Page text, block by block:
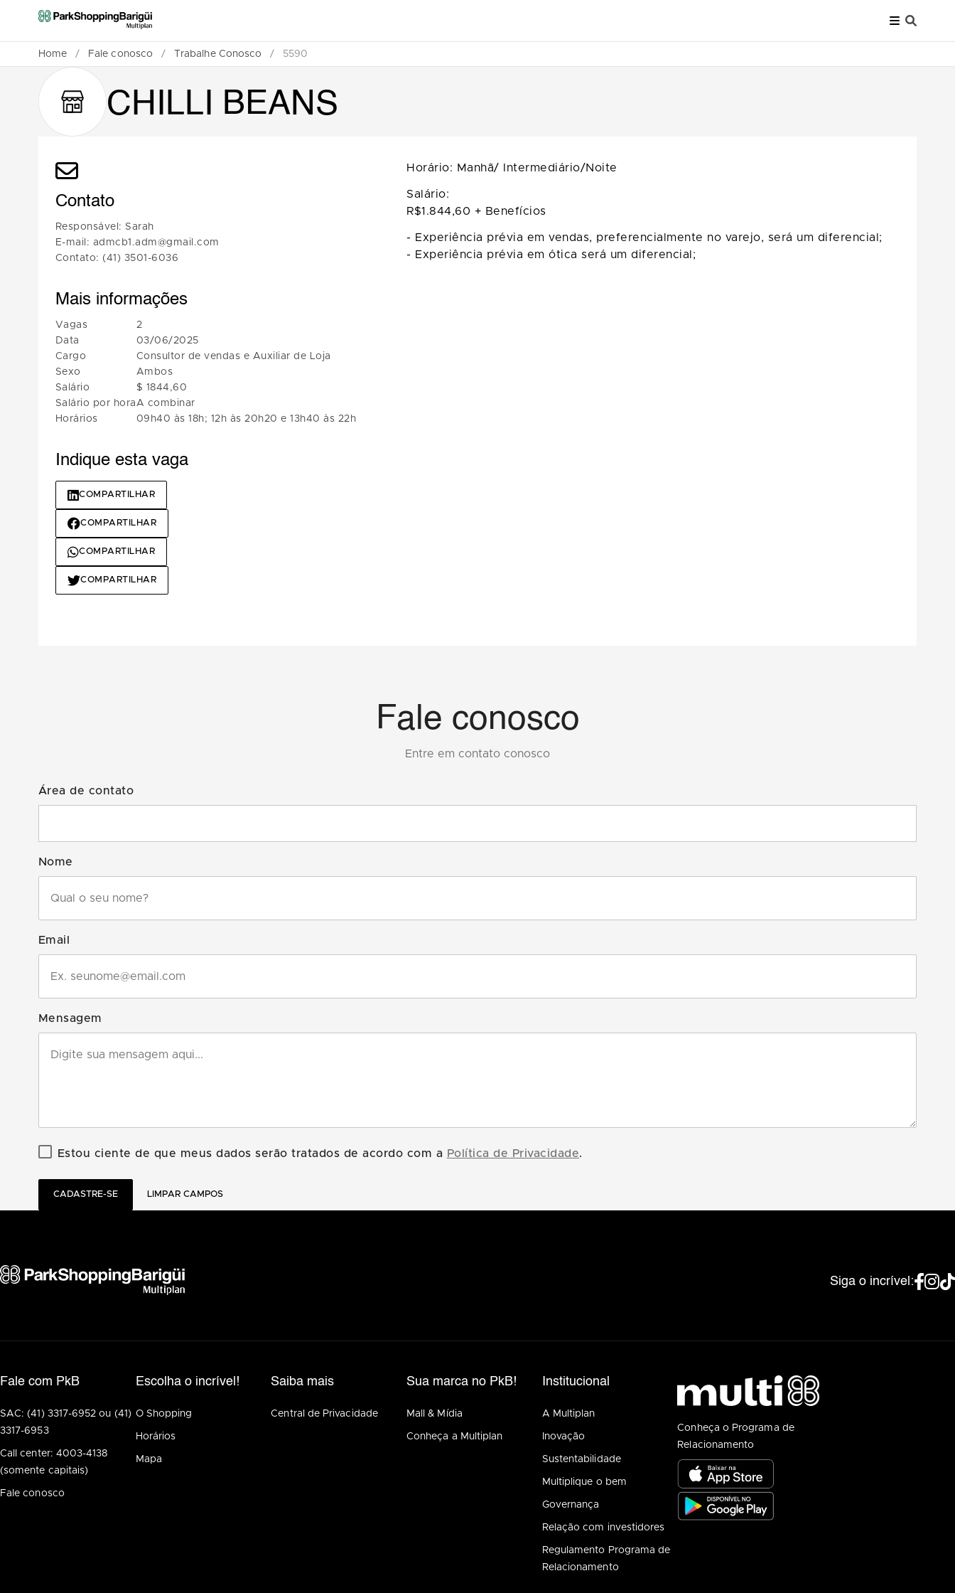
Home / Fale conosco / Trabalhe Conosco / 5590
CHILLI BEANS
Contato
Responsável: Sarah
E-mail: admcb1.adm@gmail.com
Contato: (41) 3501-6036
Mais informações
Vagas
Data
Cargo
Sexo
Salário
Salário por hora
Horários
2
03/06/2025
Consultor de vendas e Auxiliar de Loja
Ambos
$ 1844,60
A combinar
09h40 às 18h; 12h às 20h20 e 13h40 às 22h
Indique esta vaga
COMPARTILHAR
COMPARTILHAR
COMPARTILHAR
COMPARTILHAR
Horário: Manhã/ Intermediário/Noite
Salário:
R$1.844,60 + Benefícios
- Experiência prévia em vendas, preferencialmente no varejo, será um diferencial;
- Experiência prévia em ótica será um diferencial;
Fale conosco
Entre em contato conosco
Área de contato
Nome
Email
Mensagem
Estou ciente de que meus dados serão tratados de acordo com a Política de Privacidade.
CADASTRE-SE LIMPAR CAMPOS
Siga o incrível:
Fale com PkB
SAC: (41) 3317-6952 ou (41)
3317-6953
Call center: 4003-4138
(somente capitais)
Fale conosco
Escolha o incrível!
O Shopping
Horários
Mapa
Saiba mais
Central de Privacidade
Sua marca no PkB!
Mall & Mídia
Conheça a Multiplan
Institucional
A Multiplan
Inovação
Sustentabilidade
Multiplique o bem
Governança
Relação com investidores
Regulamento Programa de
Relacionamento
Conheça o Programa de
Relacionamento